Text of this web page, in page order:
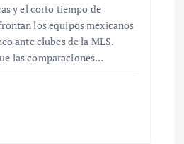
y el corto tiempo de
los equipos mexicanos
ante clubes de la MLS.
las comparaciones…